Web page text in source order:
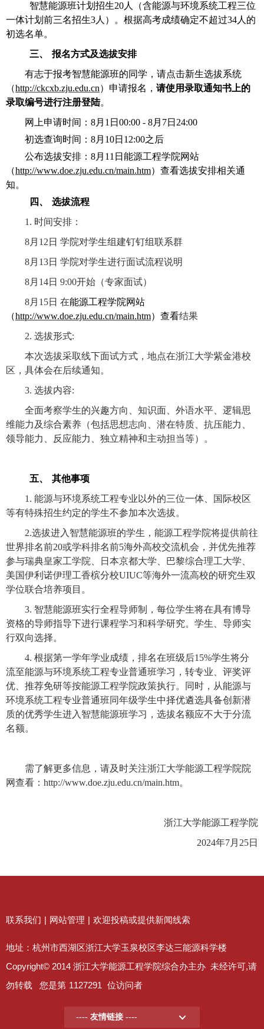
智慧能源班计划招生20人（含能源与环境系统工程三位
一体计划前三名招生3人）。 根据高考成绩确定不超过34人的
初选名单。
三、
报名方式及选拔安排
有志于报考智慧能源班的同学，请点击新生选拔系统
（http://ckcxb.zju.edu.cn）申请报名， 请使用录取通知书上的
录取编号进行注册登陆。
网上申请时间： 8月 1 日 00:00 - 8月 7日 24:00
初选查询时间： 8月 10日 12:00之后
公布选拔安排： 8月 11 日 能源工程学院网站
（http://www.doe.zju.edu.cn/main.htm）查看选拔安排相关通
知。
四、
选拔流程
1. 时间安排：
8月 12 日 学院对学生组建钉钉组联系群
8月 13日 学院对学生进行面试流程说明
8月 14日 9:00开始（专家面试）
8月 15日 在能源工程学院网站
（http://www.doe.zju.edu.cn/main.htm）查看结果
2. 选拔形式:
本次选拔采取线下面试方式，地点在浙江大学紫金港校
区，具体会在后续通知。
3. 选拔内容:
全面考察学生的兴趣方向、知识面、外语水平、逻辑思
维能力及综合素养（包括思想志向、潜在特质、抗压能力、
领导能力、反应能力、独立精神和主动担当等）。
五、
其他事项
1. 能源与环境系统工程专业以外的三位一体、国际校区
等有特殊招生约定的学生不参加本次选拔。
2.选拔进入智慧能源班的学生，能源工程学院将提供前往
世界排名前20或学科排名前5海外高校交流机会，并优先推荐
参与瑞典皇家工学院、日本京都大学、巴黎综合理工大学、
美国伊利诺伊理工香槟分校UIUC等海外一流高校的研究生双
学位联合培养项目。
3. 智慧能源班实行全程导师制，每位学生将在具有博导
资格的导师指导下进行课程学习和科学研究。学生、导师实
行双向选择。
4. 根据第一学年学业成绩，排名在班级后15%学生将分
流至能源与环境系统工程专业普通班学习，转专业、评奖评
优、推荐免研等按能源工程学院政策执行。同时，从能源与
环境系统工程专业普通班同年级学生中择优遴选具备创新潜
质的优秀学生进入智慧能源班学习，选拔名额应不大于分流
名额。
需了解更多信息，请及时关注浙江大学能源工程学院院
网查看： http://www.doe.zju.edu.cn/main.htm。
浙江大学能源工程学院
2024年7月 25日
联系我们 网站管理 欢迎投稿或提供新闻线索
地址：杭州市西湖区浙江大学玉泉校区李达三能源科学楼
Copyright© 2014 浙江大学能源工程学院综合办主办 未经许可,请
勿转载 您是第 1127291 位访问者
---- 友情链接 ----